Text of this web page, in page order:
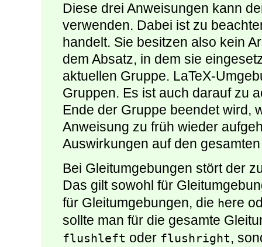
Diese drei Anweisungen kann
verwenden. Dabei ist zu
handelt. Sie besitzen also kein
dem Absatz, in dem sie
aktuellen Gruppe. LaTeX-
Gruppen. Es ist auch darauf zu
Ende der Gruppe beendet wird,
Anweisung zu früh wieder
Auswirkungen auf den
Bei Gleitumgebungen stört der
Das gilt sowohl für
für Gleitumgebungen, die here
sollte man für die gesamte
flushleft oder flushright,